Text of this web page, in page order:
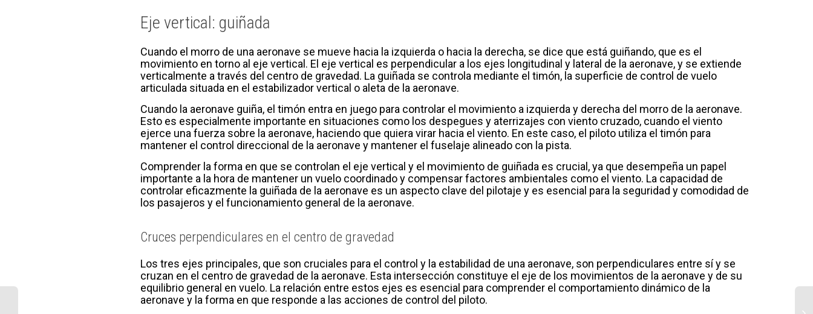
Eje vertical: guiñada
Cuando el morro de una aeronave se mueve hacia la izquierda o hacia la derecha, se dice que está guiñando, que es el
movimiento en torno al eje vertical. El eje vertical es perpendicular a los ejes longitudinal y lateral de la aeronave, y se extiende
verticalmente a través del centro de gravedad. La guiñada se controla mediante el timón, la superficie de control de vuelo
articulada situada en el estabilizador vertical o aleta de la aeronave.
Cuando la aeronave guiña, el timón entra en juego para controlar el movimiento a izquierda y derecha del morro de la aeronave.
Esto es especialmente importante en situaciones como los despegues y aterrizajes con viento cruzado, cuando el viento
ejerce una fuerza sobre la aeronave, haciendo que quiera virar hacia el viento. En este caso, el piloto utiliza el timón para
mantener el control direccional de la aeronave y mantener el fuselaje alineado con la pista.
Comprender la forma en que se controlan el eje vertical y el movimiento de guiñada es crucial, ya que desempeña un papel
importante a la hora de mantener un vuelo coordinado y compensar factores ambientales como el viento. La capacidad de
controlar eficazmente la guiñada de la aeronave es un aspecto clave del pilotaje y es esencial para la seguridad y comodidad de
los pasajeros y el funcionamiento general de la aeronave.
Cruces perpendiculares en el centro de gravedad
Los tres ejes principales, que son cruciales para el control y la estabilidad de una aeronave, son perpendiculares entre sí y se
cruzan en el centro de gravedad de la aeronave. Esta intersección constituye el eje de los movimientos de la aeronave y de su
equilibrio general en vuelo. La relación entre estos ejes es esencial para comprender el comportamiento dinámico de la
aeronave y la forma en que responde a las acciones de control del piloto.